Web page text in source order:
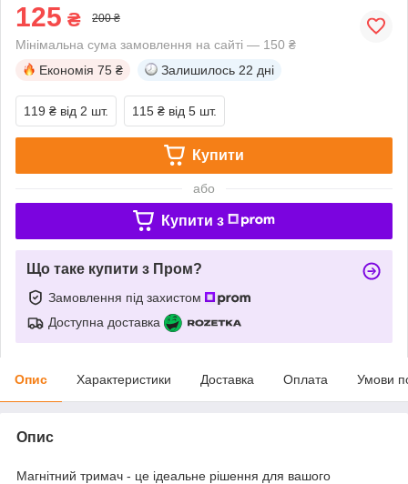
125 ₴ 200 ₴
Мінімальна сума замовлення на сайті — 150 ₴
Економія 75 ₴ Залишилось 22 дні
119 ₴ від 2 шт. 115 ₴ від 5 шт.
Купити
або
Купити з
Що таке купити з Пром?
Замовлення під захистом
Доступна доставка
Опис Характеристики Доставка Оплата Умови
Опис
Магнітний тримач - це ідеальне рішення для вашого